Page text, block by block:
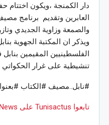
دار الكمنجة ،ويكون
العابرين وتقديم برنامج
والصمعة وزاوية الجديدي
ويذكر ان المكتبة الجهوية
الفلسطينيين المقيمين
تنشيطية على غرار
#نابل..مصيف #الكتاب
تابعوا Tunisactus على Google News